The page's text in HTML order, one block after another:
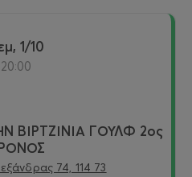
1/10
20:00
ΒΙΡΤΖΙΝΙΑ ΓΟΥΛΦ 2ος
74, 114 73